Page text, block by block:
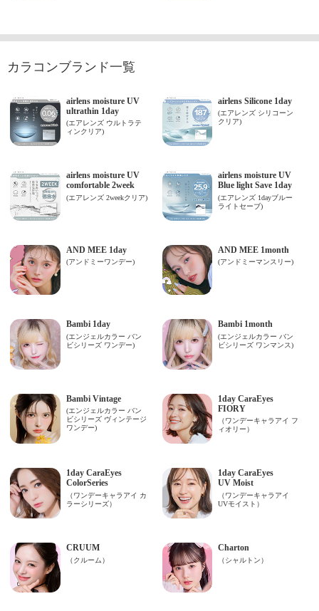
カラコンブランド一覧